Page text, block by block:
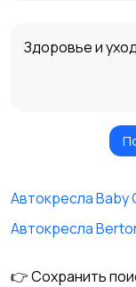
Здоровье и уход
Игрушки и игры
Автокресла Baby
Автокресла
👉 Сохранить